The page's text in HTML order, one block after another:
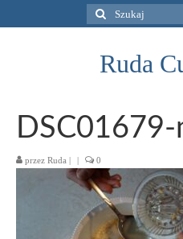
Szuklaj
w:
Ruda
DSC01679-
przez Ruda | | 0